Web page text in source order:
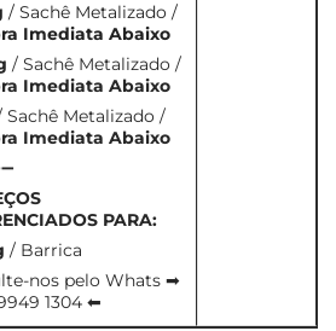
/ Sachê Metalizado /
Imediata Abaixo
/ Sachê Metalizado /
Imediata Abaixo
Sachê Metalizado /
Imediata Abaixo
PARA:
/ Barrica
nos pelo Whats ➡
1304 ⬅